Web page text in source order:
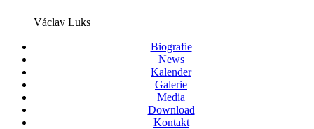
Václav Luks
Biografie
News
Kalender
Galerie
Media
Download
Kontakt